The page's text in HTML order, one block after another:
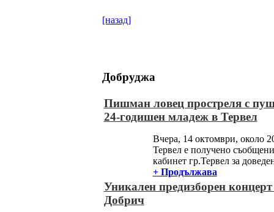
[назад]
Добруджа
Пишман ловец простреля с
24-годишен младеж в Тервел
Вчера, 14 октомври, около
Тервел е получено
кабинет гр.Тервел за
+ Продължава
Уникален предизборен концерт
Добрич